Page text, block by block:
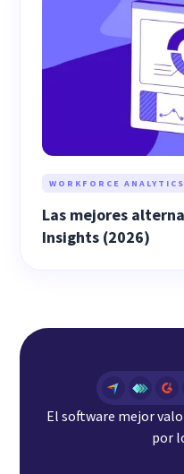
WORKFORCE ANALYTICS
Las mejores
Insights (2026)
El software mejor
por